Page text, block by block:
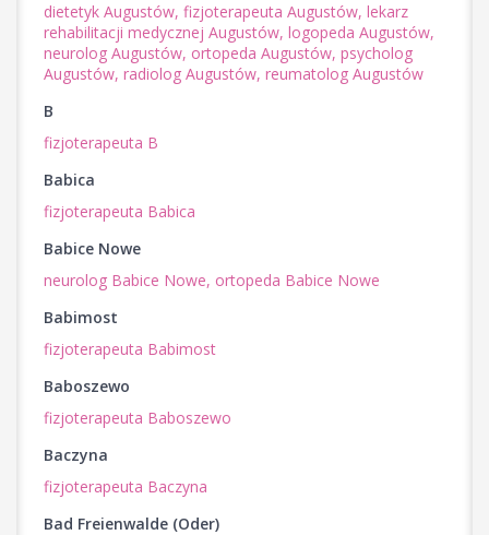
dietetyk Augustów, fizjoterapeuta Augustów, lekarz
rehabilitacji medycznej Augustów, logopeda Augustów,
neurolog Augustów, ortopeda Augustów, psycholog
Augustów, radiolog Augustów, reumatolog Augustów
B
fizjoterapeuta B
Babica
fizjoterapeuta Babica
Babice Nowe
neurolog Babice Nowe, ortopeda Babice Nowe
Babimost
fizjoterapeuta Babimost
Baboszewo
fizjoterapeuta Baboszewo
Baczyna
fizjoterapeuta Baczyna
Bad Freienwalde (Oder)